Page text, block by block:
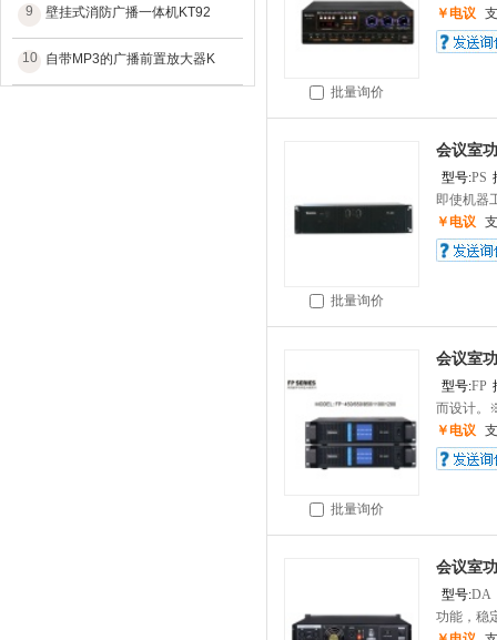
9 壁挂式消防广播一体机KT92
10 自带MP3的广播前置放大器K
批量询价
￥电议
批量询价
会议室
型号:PS
即使机器
￥电议
批量询价
会议室
型号:FP
而设计。
￥电议
会议室
型号:DA
功能，稳